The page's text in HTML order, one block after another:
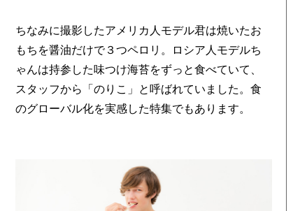
ちなみに撮影したアメリカ人モデル君は焼いたお
もちを醤油だけで３つペロリ。ロシア人モデルち
ゃんは持参した味つけ海苔をずっと食べていて、
スタッフから「のりこ」と呼ばれていました。食
のグローバル化を実感した特集でもあります。